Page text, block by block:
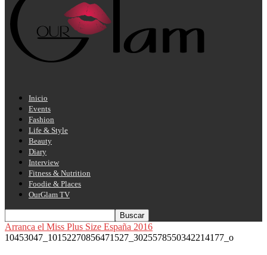
Inicio
Events
Fashion
Life & Style
Beauty
Diary
Interview
Fitness & Nutrition
Foodie & Places
OurGlam TV
Arranca el Miss Plus Size España 2016
10453047_10152270856471527_3025578550342214177_o